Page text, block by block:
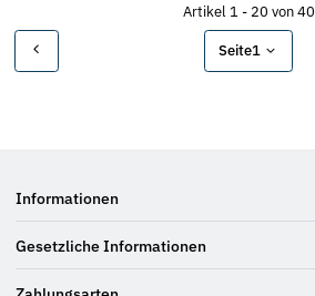
Artikel 1 - 20 von 40
Seite1
Informationen
Gesetzliche Informationen